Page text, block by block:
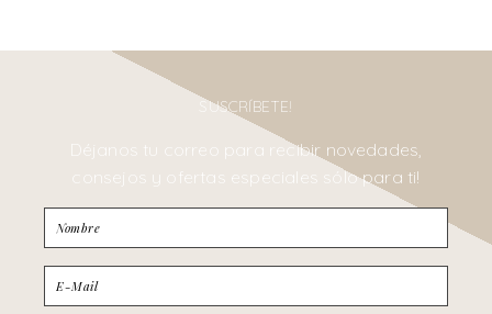
SUSCRÍBETE!
Déjanos tu correo para recibir novedades,
consejos y ofertas especiales sólo para ti!